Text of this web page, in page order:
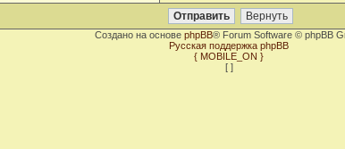
Создано на основе phpBB® Forum Software © phpBB
Русская поддержка phpBB
{ MOBILE_ON }
[ ]